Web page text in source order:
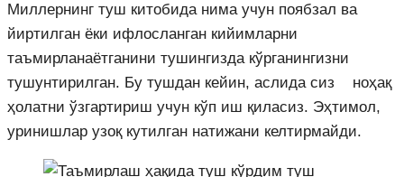
Миллернинг туш китобида нима учун поябзал ва
йиртилган ёки ифлосланган кийимларни
таъмирланаётганини тушингизда кўрганингизни
тушунтирилган. Бу тушдан кейин, аслида сиз ноҳақ
ҳолатни ўзгартириш учун кўп иш қиласиз. Эҳтимол,
уринишлар узоқ кутилган натижани келтирмайди.